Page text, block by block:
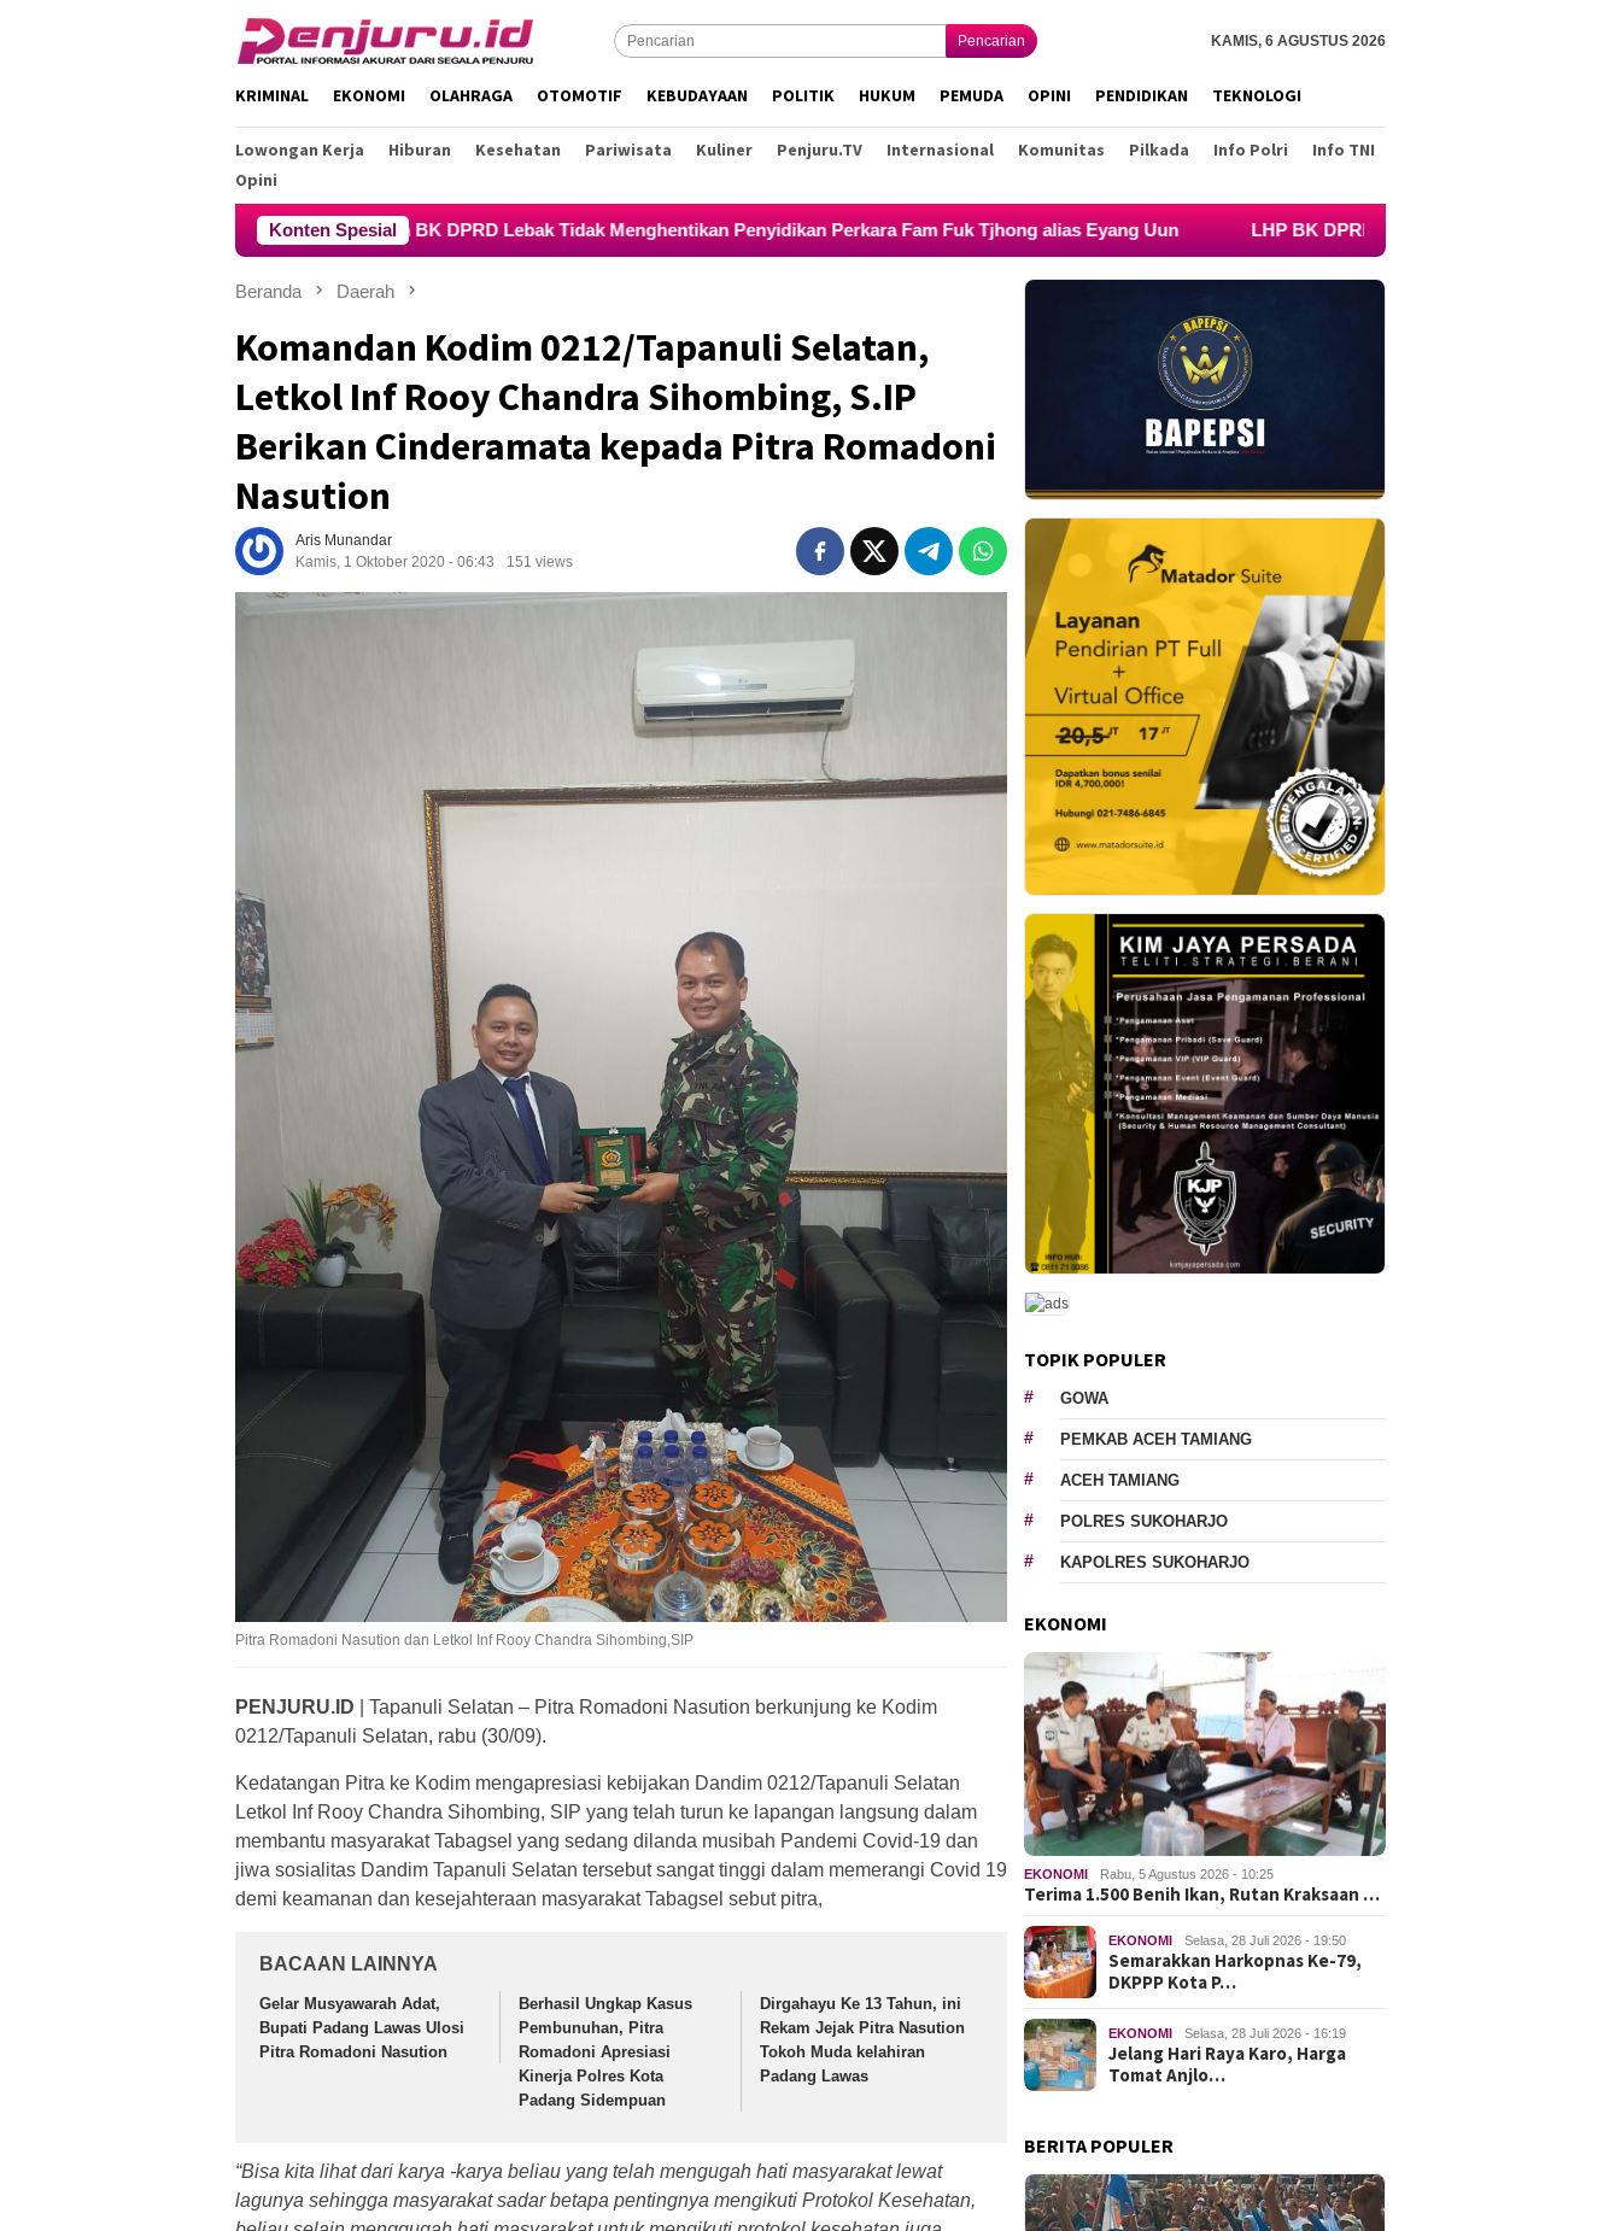
Pencarian KAMIS, 6 AGUSTUS 2026
KRIMINAL EKONOMI OLAHRAGA OTOMOTIF KEBUDAYAAN POLITIK HUKUM PEMUDA OPINI PENDIDIKAN TEKNOLOGI
Lowongan Kerja Hiburan Kesehatan Pariwisata Kuliner Penjuru.TV Internasional Komunitas Pilkada Info Polri
Info TNI
Opini
Konten Spesial
Hasil Pemeriksaan BK DPRD Lebak Tidak Menghentikan Penyidikan Perkara Fam Fuk Tjhong alias Eyang Uun LHP BK DPRD Lebak dan Keterangan Fam Fuk Tjhong Berbeda
Beranda Daerah
Komandan Kodim 0212/Tapanuli Selatan,
Letkol Inf Rooy Chandra Sihombing, S.IP
Berikan Cinderamata kepada Pitra Romadoni
Nasution
Aris Munandar
Kamis, 1 Oktober 2020 - 06:43
151 views
Pitra Romadoni Nasution dan Letkol Inf Rooy Chandra Sihombing,SIP
PENJURU.ID | Tapanuli Selatan – Pitra Romadoni Nasution berkunjung ke Kodim
0212/Tapanuli Selatan, rabu (30/09).
Kedatangan Pitra ke Kodim mengapresiasi kebijakan Dandim 0212/Tapanuli Selatan
Letkol Inf Rooy Chandra Sihombing, SIP yang telah turun ke lapangan langsung dalam
membantu masyarakat Tabagsel yang sedang dilanda musibah Pandemi Covid-19 dan
jiwa sosialitas Dandim Tapanuli Selatan tersebut sangat tinggi dalam memerangi Covid 19
demi keamanan dan kesejahteraan masyarakat Tabagsel sebut pitra,
BACAAN LAINNYA
Gelar Musyawarah Adat,
Bupati Padang Lawas Ulosi
Pitra Romadoni Nasution
Berhasil Ungkap Kasus
Pembunuhan, Pitra
Romadoni Apresiasi
Kinerja Polres Kota
Padang Sidempuan
Dirgahayu Ke 13 Tahun, ini
Rekam Jejak Pitra Nasution
Tokoh Muda kelahiran
Padang Lawas
“Bisa kita lihat dari karya -karya beliau yang telah mengugah hati masyarakat lewat
lagunya sehingga masyarakat sadar betapa pentingnya mengikuti Protokol Kesehatan,
TOPIK POPULER
GOWA
PEMKAB ACEH TAMIANG
ACEH TAMIANG
POLRES SUKOHARJO
KAPOLRES SUKOHARJO
EKONOMI
EKONOMI Rabu, 5 Agustus 2026 - 10:25
Terima 1.500 Benih Ikan, Rutan Kraksaan …
EKONOMI Selasa, 28 Juli 2026 - 19:50
Semarakkan Harkopnas Ke-79,
DKPPP Kota P…
EKONOMI Selasa, 28 Juli 2026 - 16:19
Jelang Hari Raya Karo, Harga
Tomat Anjlo…
BERITA POPULER